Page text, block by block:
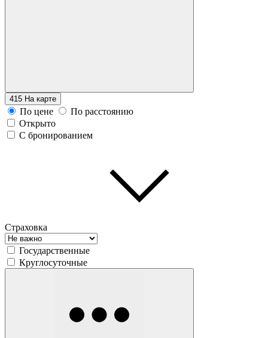
415 На карте
По цене
По расстоянию
Открыто
С бронированием
Страховка
Государственные
Круглосуточные